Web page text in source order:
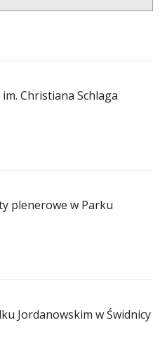
Christiana Schlaga
plenerowe w Parku
Jordanowskim w Świdnicy